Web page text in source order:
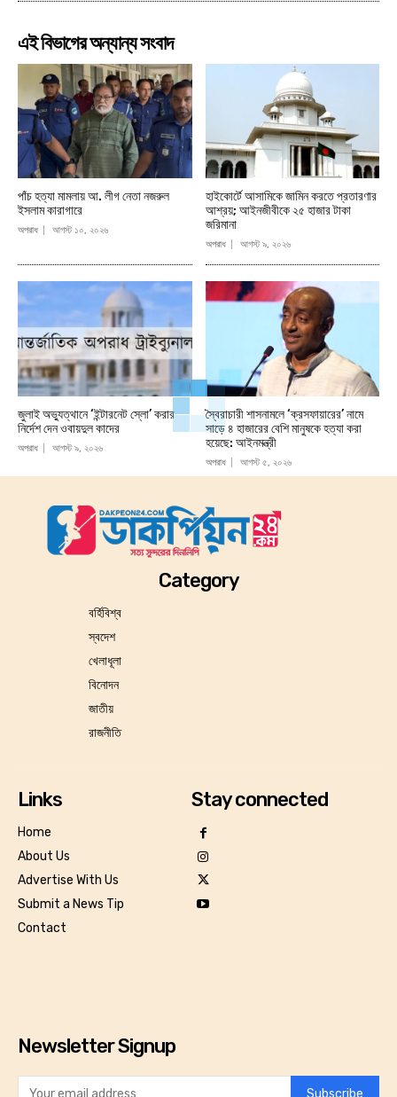
এই বিভাগের অন্যান্য সংবাদ
পাঁচ হত্যা মামলায় আ. লীগ নেতা নজরুল
ইসলাম কারাগারে
অপরাধ আগস্ট ১০, ২০২৬
হাইকোর্টে আসামিকে জামিন করতে প্রতারণার
আশ্রয়; আইনজীবীকে ২৫ হাজার টাকা
জরিমানা
অপরাধ আগস্ট ৯, ২০২৬
জুলাই অভ্যুত্থানে ‘ইন্টারনেট স্লো’ করার
নির্দেশ দেন ওবায়দুল কাদের
অপরাধ আগস্ট ৯, ২০২৬
স্বৈরাচারী শাসনামলে ‘ক্রসফায়ারের’ নামে
সাড়ে ৪ হাজারের বেশি মানুষকে হত্যা করা
হয়েছে: আইনমন্ত্রী
অপরাধ আগস্ট ৫, ২০২৬
Category
বর্হিবিশ্ব
স্বদেশ
খেলাধূলা
বিনোদন
জাতীয়
রাজনীতি
Links
Home
About Us
Advertise With Us
Submit a News Tip
Contact
Stay connected
Newsletter Signup